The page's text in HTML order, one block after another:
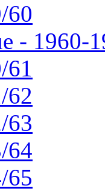
60
- 1960-
61
62
63
64
65